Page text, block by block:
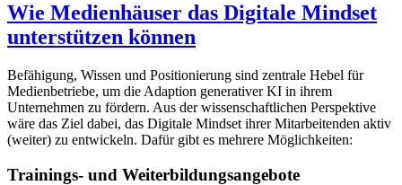
Wie Medienhäuser das Digitale Mindset
unterstützen können
Befähigung, Wissen und Positionierung sind zentrale Hebel für
Medienbetriebe, um die Adaption generativer KI in ihrem
Unternehmen zu fördern. Aus der wissenschaftlichen Perspektive
wäre das Ziel dabei, das Digitale Mindset ihrer Mitarbeitenden aktiv
(weiter) zu entwickeln. Dafür gibt es mehrere Möglichkeiten:
Trainings- und Weiterbildungsangebote